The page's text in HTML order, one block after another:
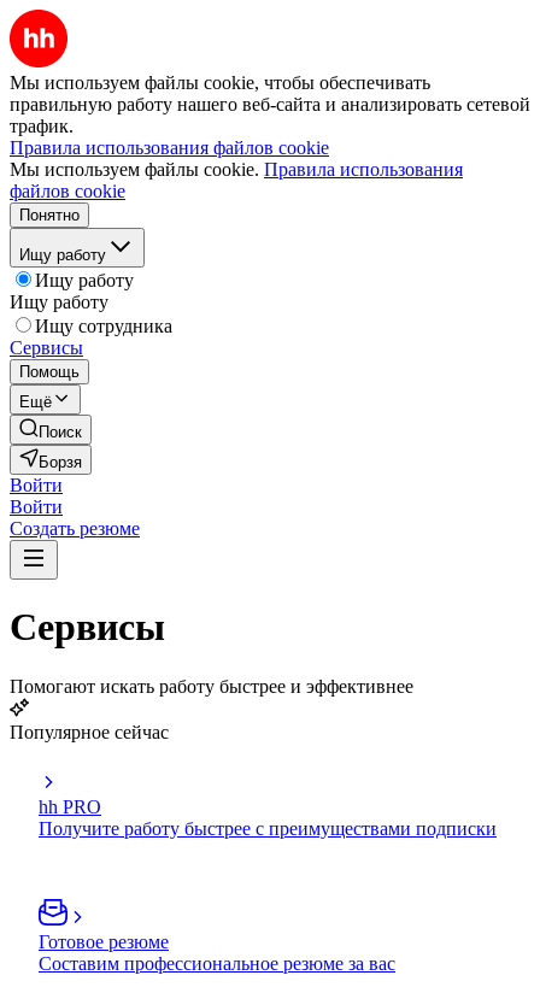
Мы используем файлы cookie, чтобы обеспечивать
правильную работу нашего веб-сайта и анализировать сетевой
трафик.
Правила использования файлов cookie
Мы используем файлы cookie. Правила использования
файлов cookie
Понятно
Ищу работу
Ищу работу
Ищу работу
Ищу сотрудника
Сервисы
Помощь
Ещё
Поиск
Борзя
Войти
Войти
Создать резюме
Сервисы
Помогают искать работу быстрее и эффективнее
Популярное сейчас
hh PRO
Получите работу быстрее с преимуществами подписки
Готовое резюме
Составим профессиональное резюме за вас